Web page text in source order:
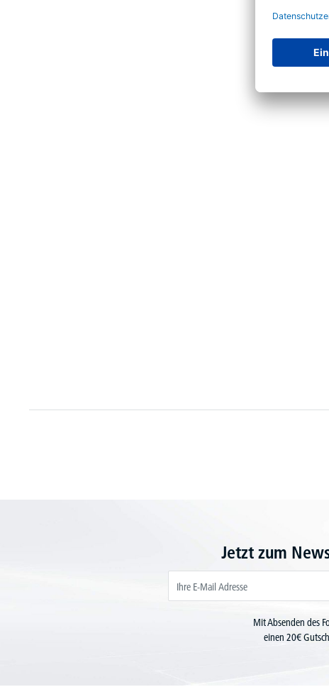
Jetzt zum
Mit Absenden des
einen 20€